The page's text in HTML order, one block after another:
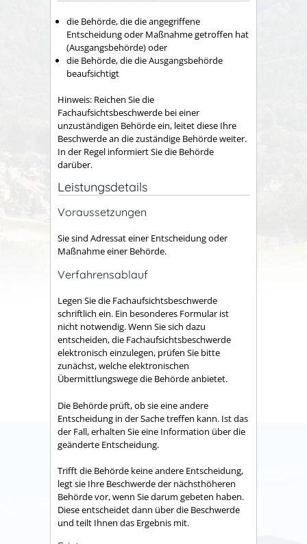
die Behörde, die die angegriffene
Entscheidung oder Maßnahme getroffen hat
(Ausgangsbehörde) oder
die Behörde, die die Ausgangsbehörde
beaufsichtigt
Hinweis: Reichen Sie die
Fachaufsichtsbeschwerde bei einer
unzuständigen Behörde ein, leitet diese Ihre
Beschwerde an die zuständige Behörde weiter.
In der Regel informiert Sie die Behörde
darüber.
Leistungsdetails
Voraussetzungen
Sie sind Adressat einer Entscheidung oder
Maßnahme einer Behörde.
Verfahrensablauf
Legen Sie die Fachaufsichtsbeschwerde
schriftlich ein. Ein besonderes Formular ist
nicht notwendig. Wenn Sie sich dazu
entscheiden, die Fachaufsichtsbeschwerde
elektronisch einzulegen, prüfen Sie bitte
zunächst, welche elektronischen
Übermittlungswege die Behörde anbietet.
Die Behörde prüft, ob sie eine andere
Entscheidung in der Sache treffen kann. Ist das
der Fall, erhalten Sie eine Information über die
geänderte Entscheidung.
Trifft die Behörde keine andere Entscheidung,
legt sie Ihre Beschwerde der nächsthöheren
Behörde vor, wenn Sie darum gebeten haben.
Diese entscheidet dann über die Beschwerde
und teilt Ihnen das Ergebnis mit.